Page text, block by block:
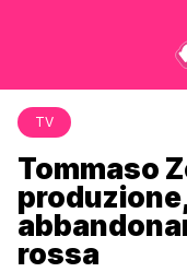
TV
Tommaso
rossa